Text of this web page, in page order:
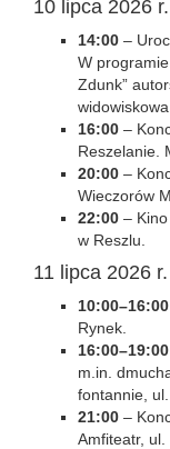
10 lipca 2026
14:00 –
W
Zdunk”
16:00 –
Reszelanie.
20:00 –
Wieczorów
22:00 –
w Reszlu.
11 lipca 2026
10:00–16:00
Rynek.
16:00–19:00
m.in.
fontannie, ul.
21:00 –
Amfiteatr, ul.